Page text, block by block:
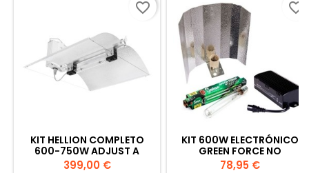
KIT HELLION COMPLETO
600-750W ADJUST A
WINGS
Precio
399,00 €
favorite_border
KIT 600W ELECTRÓNICO
GREEN FORCE NO
REGULABLE
Precio
78,95 €
favorite_border